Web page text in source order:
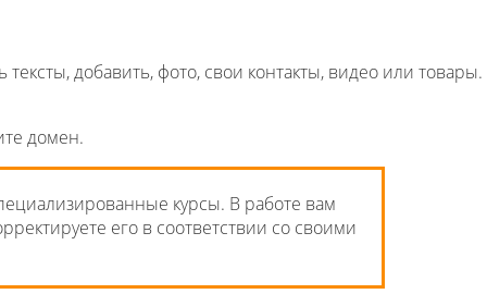
добавить, фото, свои контакты, видео или товары.
домен.
курсы. В работе вам
его в соответствии со своими